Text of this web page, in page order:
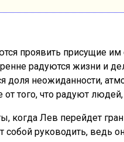
проявить присущие
радуются жизни и
неожиданности,
того, что радуют
когда Лев перейдет
собой руководить, ведь